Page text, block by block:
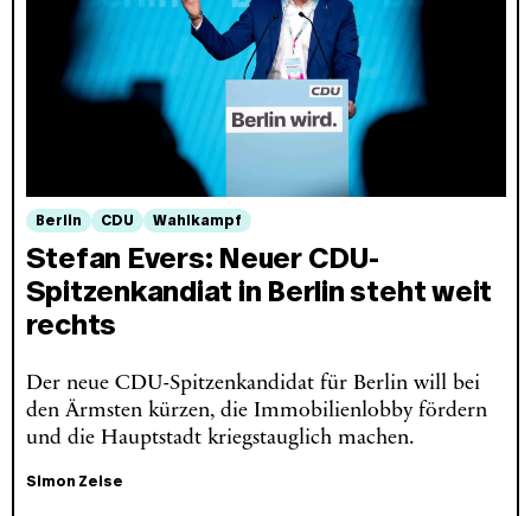
Berlin CDU Wahlkampf
Stefan Evers: Neuer CDU-
Spitzenkandiat in Berlin steht weit
rechts
Der neue CDU-Spitzenkandidat für Berlin will bei
den Ärmsten kürzen, die Immobilienlobby fördern
und die Hauptstadt kriegstauglich machen.
Simon Zeise